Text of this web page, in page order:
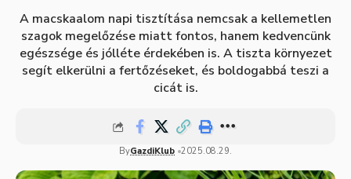
A macskaalom napi tisztítása nemcsak a kellemetlen
szagok megelőzése miatt fontos, hanem kedvencünk
egészsége és jólléte érdekében is. A tiszta környezet
segít elkerülni a fertőzéseket, és boldogabbá teszi a
cicát is.
ByGazdiKlub 2025.08.29.